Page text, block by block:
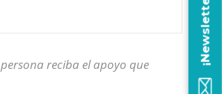
reciba el apoyo que
¡Newsletter!